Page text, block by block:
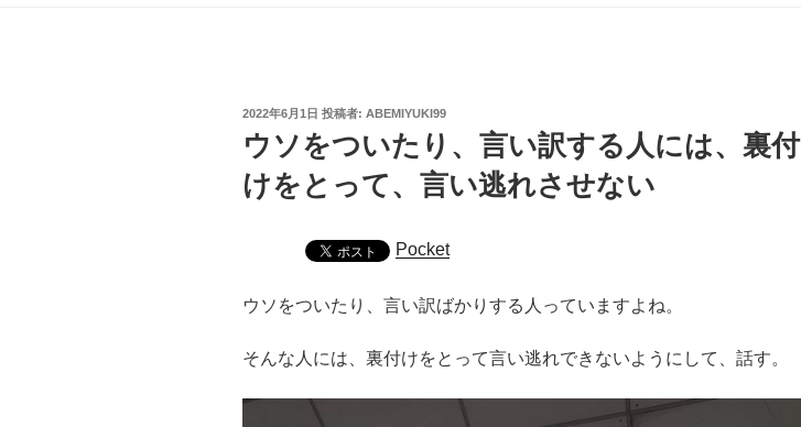
投
日:
2022年6月1日 投稿者: ABEMIYUKI99
ウソをついたり、言い訳する人には、裏付
けをとって、言い逃れさせない
Pocket
ウソをついたり、言い訳ばかりする人っていますよね。
そんな人には、裏付けをとって言い逃れできないようにして、話す。